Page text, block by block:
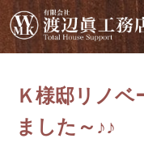
Ｋ様邸リノ
ました～♪♪